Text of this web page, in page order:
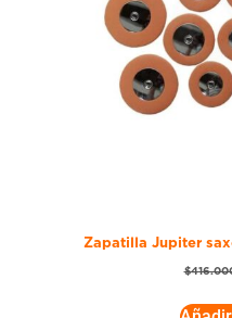
Zapatilla Jupiter
$